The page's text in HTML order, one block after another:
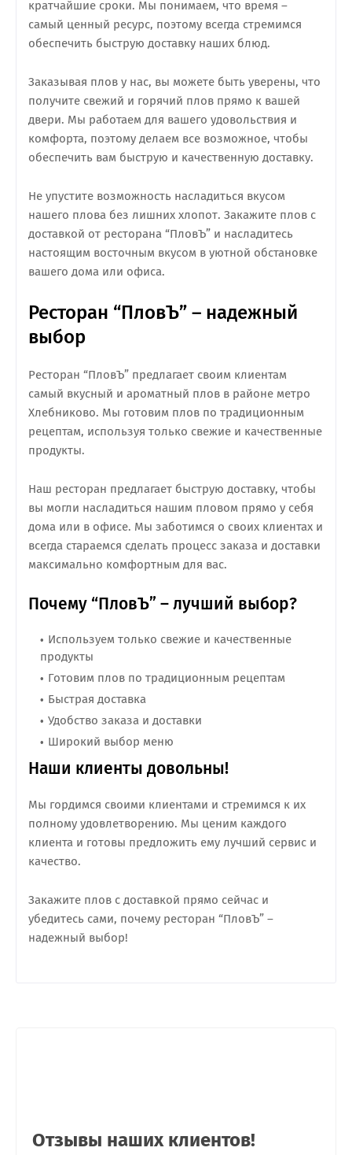
кратчайшие сроки. Мы понимаем, что время –
самый ценный ресурс, поэтому всегда стремимся
обеспечить быструю доставку наших блюд.
Заказывая плов у нас, вы можете быть уверены, что
получите свежий и горячий плов прямо к вашей
двери. Мы работаем для вашего удовольствия и
комфорта, поэтому делаем все возможное, чтобы
обеспечить вам быструю и качественную доставку.
Не упустите возможность насладиться вкусом
нашего плова без лишних хлопот. Закажите плов с
доставкой от ресторана “ПловЪ” и насладитесь
настоящим восточным вкусом в уютной обстановке
вашего дома или офиса.
Ресторан “ПловЪ” – надежный
выбор
Ресторан “ПловЪ” предлагает своим клиентам
самый вкусный и ароматный плов в районе метро
Хлебниково. Мы готовим плов по традиционным
рецептам, используя только свежие и качественные
продукты.
Наш ресторан предлагает быструю доставку, чтобы
вы могли насладиться нашим пловом прямо у себя
дома или в офисе. Мы заботимся о своих клиентах и
всегда стараемся сделать процесс заказа и доставки
максимально комфортным для вас.
Почему “ПловЪ” – лучший выбор?
Используем только свежие и качественные
продукты
Готовим плов по традиционным рецептам
Быстрая доставка
Удобство заказа и доставки
Широкий выбор меню
Наши клиенты довольны!
Мы гордимся своими клиентами и стремимся к их
полному удовлетворению. Мы ценим каждого
клиента и готовы предложить ему лучший сервис и
качество.
Закажите плов с доставкой прямо сейчас и
убедитесь сами, почему ресторан “ПловЪ” –
надежный выбор!
Отзывы наших клиентов!